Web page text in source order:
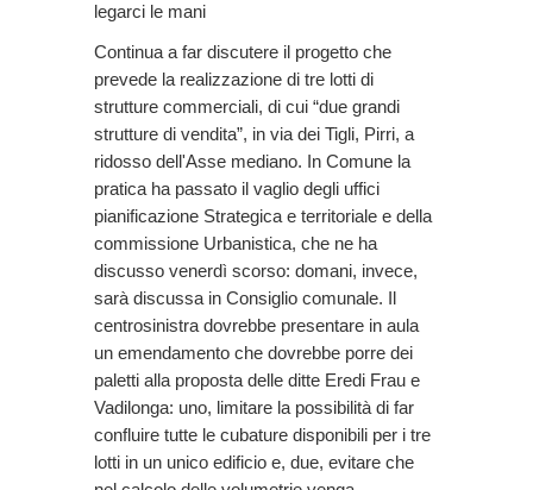
legarci le mani
Continua a far discutere il progetto che
prevede la realizzazione di tre lotti di
strutture commerciali, di cui “due grandi
strutture di vendita”, in via dei Tigli, Pirri, a
ridosso dell'Asse mediano. In Comune la
pratica ha passato il vaglio degli uffici
pianificazione Strategica e territoriale e della
commissione Urbanistica, che ne ha
discusso venerdì scorso: domani, invece,
sarà discussa in Consiglio comunale. Il
centrosinistra dovrebbe presentare in aula
un emendamento che dovrebbe porre dei
paletti alla proposta delle ditte Eredi Frau e
Vadilonga: uno, limitare la possibilità di far
confluire tutte le cubature disponibili per i tre
lotti in un unico edificio e, due, evitare che